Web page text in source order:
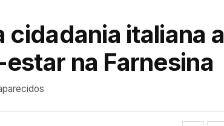
italiana a
na Farnesina